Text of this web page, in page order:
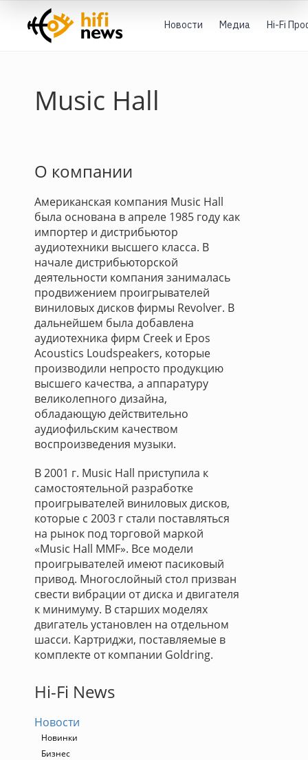
Новости Медиа Hi-Fi
Music Hall
О компании
Американская компания Music Hall
была основана в апреле 1985 году как
импортер и дистрибьютор
аудиотехники высшего класса. В
начале дистрибьюторской
деятельности компания занималась
продвижением проигрывателей
виниловых дисков фирмы Revolver. В
дальнейшем была добавлена
аудиотехника фирм Creek и Epos
Acoustics Loudspeakers, которые
производили непросто продукцию
высшего качества, а аппаратуру
великолепного дизайна,
обладающую действительно
аудиофильским качеством
воспроизведения музыки.
В 2001 г. Music Hall приступила к
самостоятельной разработке
проигрывателей виниловых дисков,
которые с 2003 г cтали поставляться
на рынок под торговой маркой
«Music Hall MMF». Все модели
проигрывателей имеют пасиковый
привод. Многослойный стол призван
свести вибрации от диска и двигателя
к минимуму. В старших моделях
двигатель установлен на отдельном
шасси. Картриджи, поставляемые в
комплекте от компании Goldring.
Hi-Fi News
Новости
Новинки
Бизнес